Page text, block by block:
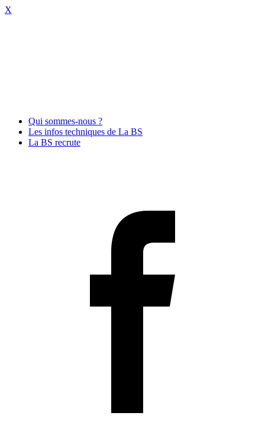
X
Qui sommes-nous ?
Les infos techniques de La BS
La BS recrute